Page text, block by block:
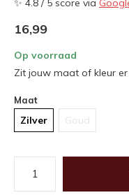
✨ 4.8 / 5 score via
16,99
Op voorraad
Zit jouw maat of kleur er
Maat
Zilver Goud